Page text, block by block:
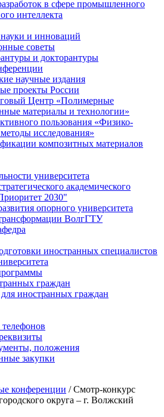
в сфере промышленного
интеллекта
и инноваций
советы
и докторантуры
научные издания
проекты России
Центр «Полимерные
материалы и технологии»
пользования «Физико-
исследования»
композитных материалов
университета
академического
2030"
опорного университета
ВолгГТУ
иностранных специалистов
граждан
иностранных граждан
положения
закупки
конференции / Смотр-конкурс
округа – г. Волжский